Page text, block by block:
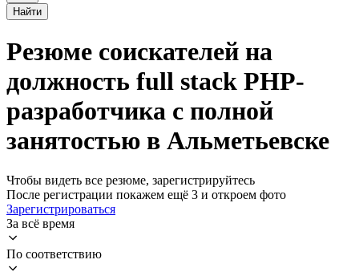
Найти
Резюме соискателей на
должность full stack PHP-
разработчика с полной
занятостью в Альметьевске
Чтобы видеть все резюме, зарегистрируйтесь
После регистрации покажем ещё 3 и откроем фото
Зарегистрироваться
За всё время
По соответствию